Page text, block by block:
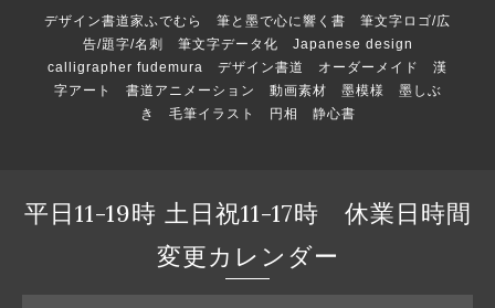
デザイン書道家ふでむら 筆と墨で心に響く書 筆文字ロゴ/広
告/題字/名刺 筆文字データ化 Japanese design
calligrapher fudemura デザイン書道 オーダーメイド 漢
字アート 書道アニメーション 動画素材 墨模様 墨しぶ
き 毛筆イラスト 円相 静心書
平日11-19時 土日祝11-17時 休業日時間
変更カレンダー